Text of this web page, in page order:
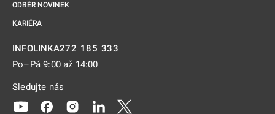
ODBĚR NOVINEK
KARIÉRA
INFOLINKA272 185 333
Po–Pá 9:00 až 14:00
Sledujte nás
Odkaz se otevře na nové kartě
Odkaz se otevře na nové kartě
Odkaz se otevře na nové kartě
Odkaz se otevře na nové kartě